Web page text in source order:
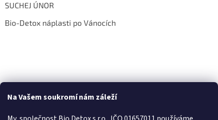
Na Vašem soukromí nám záleží
SUCHEJ ÚNOR
Bio-Detox náplasti po Vánocích